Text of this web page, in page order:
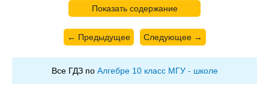
Показать содержание
← Предыдущее Следующее →
Все ГДЗ по Алгебре 10 класс МГУ - школе